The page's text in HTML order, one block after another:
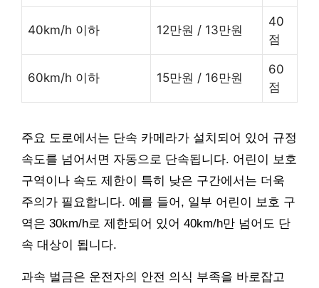
40km/h 이하 12만원 / 13만원
40
점
60km/h 이하 15만원 / 16만원
60
점
주요 도로에서는 단속 카메라가 설치되어 있어 규정
속도를 넘어서면 자동으로 단속됩니다. 어린이 보호
구역이나 속도 제한이 특히 낮은 구간에서는 더욱
주의가 필요합니다. 예를 들어, 일부 어린이 보호 구
역은 30km/h로 제한되어 있어 40km/h만 넘어도 단
속 대상이 됩니다.
과속 벌금은 운전자의 안전 의식 부족을 바로잡고